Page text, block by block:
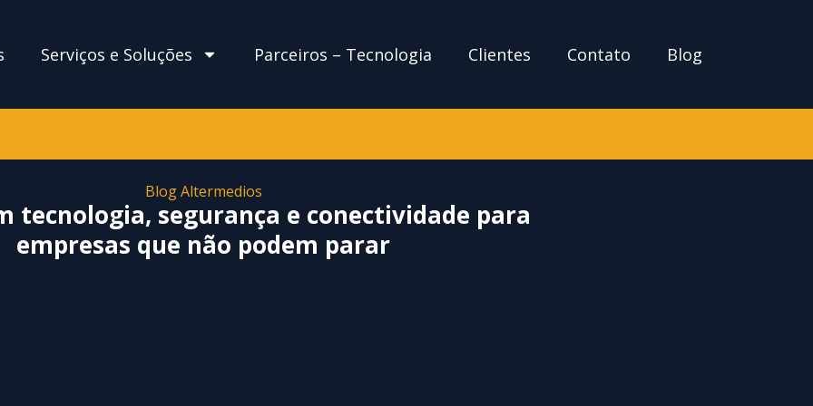
Serviços e Soluções Parceiros – Tecnologia Clientes Contato Blog
Blog Altermedios
tecnologia, segurança e conectividade para
empresas que não podem parar